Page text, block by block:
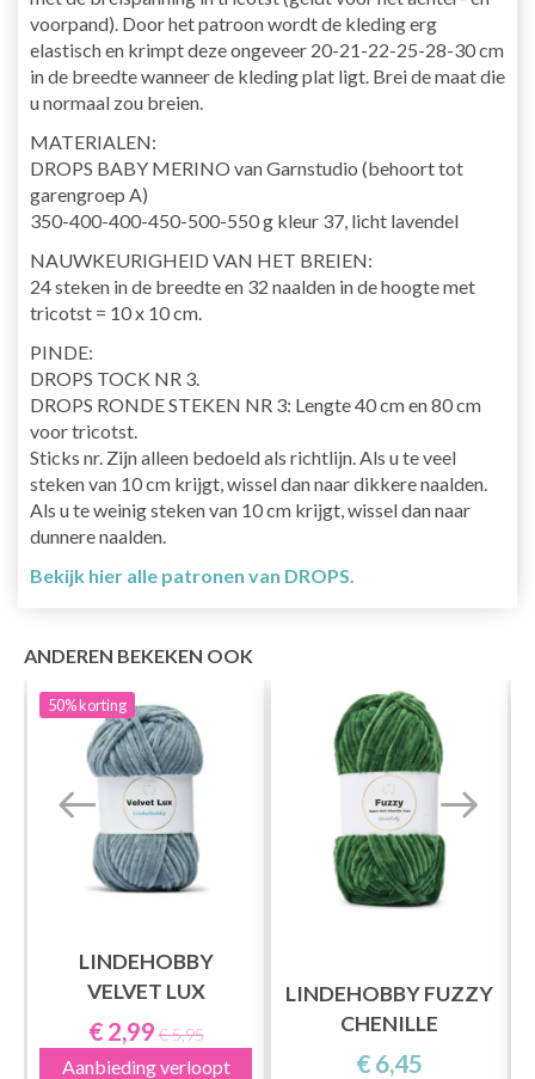
voorpand). Door het patroon wordt de kleding erg
elastisch en krimpt deze ongeveer 20-21-22-25-28-30 cm
in de breedte wanneer de kleding plat ligt. Brei de maat die
u normaal zou breien.
MATERIALEN:
DROPS BABY MERINO van Garnstudio (behoort tot
garengroep A)
350-400-400-450-500-550 g kleur 37, licht lavendel
NAUWKEURIGHEID VAN HET BREIEN:
24 steken in de breedte en 32 naalden in de hoogte met
tricotst = 10 x 10 cm.
PINDE:
DROPS TOCK NR 3.
DROPS RONDE STEKEN NR 3: Lengte 40 cm en 80 cm
voor tricotst.
Sticks nr. Zijn alleen bedoeld als richtlijn. Als u te veel
steken van 10 cm krijgt, wissel dan naar dikkere naalden.
Als u te weinig steken van 10 cm krijgt, wissel dan naar
dunnere naalden.
Bekijk hier alle patronen van DROPS.
ANDEREN BEKEKEN OOK
50%korting
LINDEHOBBY
VELVET LUX
€ 2,99 € 5,95
Aanbieding verloopt
LINDEHOBBY FUZZY
CHENILLE
€ 6,45